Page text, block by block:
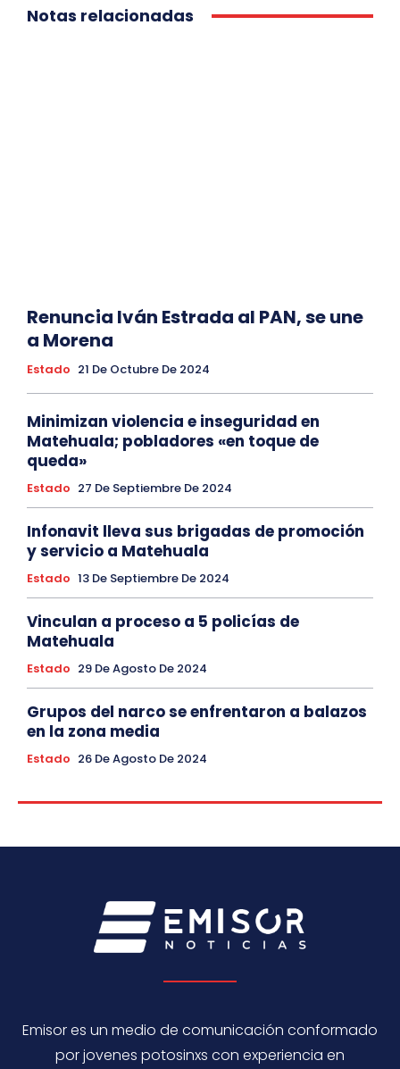
Notas relacionadas
Renuncia Iván Estrada al PAN, se une
a Morena
Estado 21 De Octubre De 2024
Minimizan violencia e inseguridad en
Matehuala; pobladores «en toque de
queda»
Estado 27 De Septiembre De 2024
Infonavit lleva sus brigadas de promoción
y servicio a Matehuala
Estado 13 De Septiembre De 2024
Vinculan a proceso a 5 policías de
Matehuala
Estado 29 De Agosto De 2024
Grupos del narco se enfrentaron a balazos
en la zona media
Estado 26 De Agosto De 2024
Emisor es un medio de comunicación conformado
por jovenes potosinxs con experiencia en